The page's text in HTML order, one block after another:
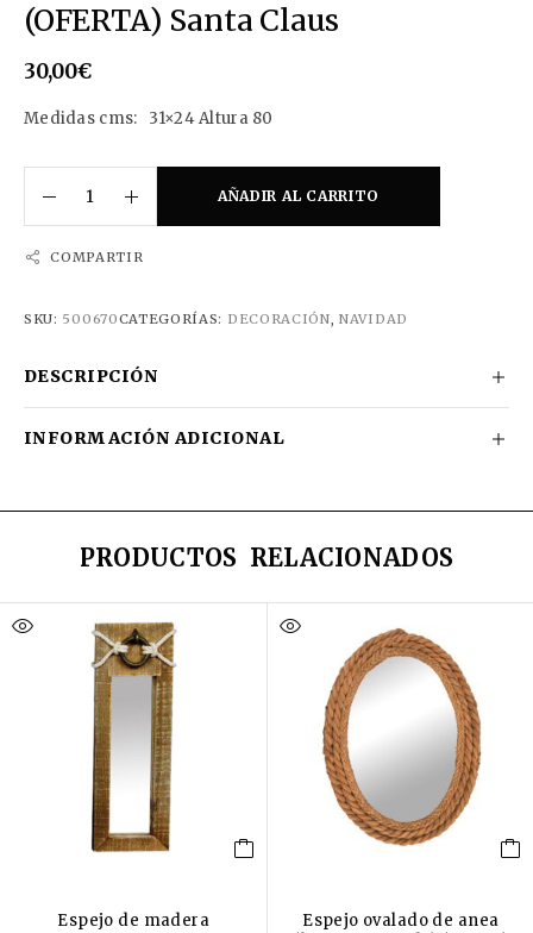
(OFERTA) Santa Claus
30,00€
Medidas cms: 31×24 Altura 80
AÑADIR AL CARRITO
COMPARTIR
SKU: 500670CATEGORÍAS: DECORACIÓN,NAVIDAD
DESCRIPCIÓN
INFORMACIÓN ADICIONAL
PRODUCTOS RELACIONADOS
Espejo de madera
Espejo ovalado de anea